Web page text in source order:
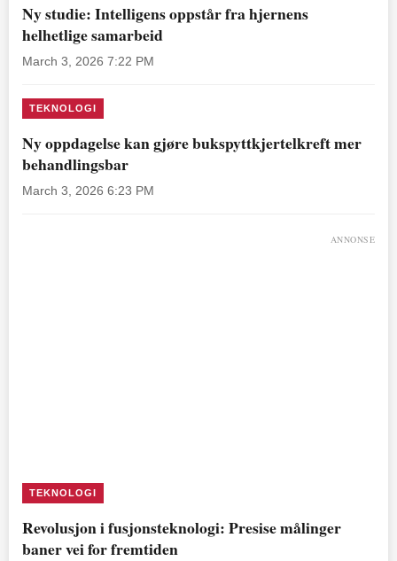
Ny studie: Intelligens oppstår fra hjernens
helhetlige samarbeid
March 3, 2026 7:22 PM
TEKNOLOGI
Ny oppdagelse kan gjøre bukspyttkjertelkreft mer
behandlingsbar
March 3, 2026 6:23 PM
ANNONSE
TEKNOLOGI
Revolusjon i fusjonsteknologi: Presise målinger
baner vei for fremtiden